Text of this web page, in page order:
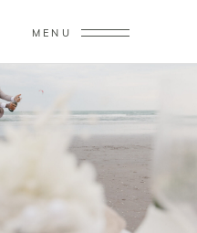
MENU